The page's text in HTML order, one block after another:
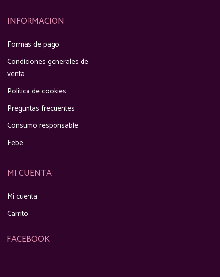
INFORMACIÓN
Formas de pago
Condiciones generales de
venta
Política de cookies
Preguntas frecuentes
Consumo responsable
Febe
MI CUENTA
Mi cuenta
Carrito
FACEBOOK